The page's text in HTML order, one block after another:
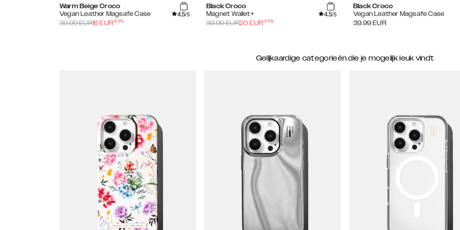
Warm Beige Croco
Vegan Leather Magsafe Case
4.5/5
39.99EUR16 EUR-60%
Black Croco
Magnet Wallet+
4.5/5
39.99EUR20 EUR-50%
Black Croco
Vegan Leather Magsafe Case
39.99 EUR
Gelijkaardige categorieën die je mogelijk leuk vindt